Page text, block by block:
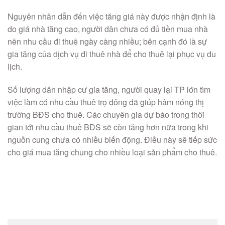
Nguyên nhân dẫn đến việc tăng giá này được nhận định là
do giá nhà tăng cao, người dân chưa có đủ tiền mua nhà
nên nhu cầu đi thuê ngày càng nhiều; bên cạnh đó là sự
gia tăng của dịch vụ đi thuê nhà để cho thuê lại phục vụ du
lịch.
Số lượng dân nhập cư gia tăng, người quay lại TP lớn tìm
việc làm có nhu cầu thuê trọ đông đã giúp hâm nóng thị
trường BĐS cho thuê. Các chuyên gia dự báo trong thời
gian tới nhu cầu thuê BĐS sẽ còn tăng hơn nữa trong khi
nguồn cung chưa có nhiều biến động. Điều này sẽ tiếp sức
cho giá mua tăng chung cho nhiều loại sản phẩm cho thuê.